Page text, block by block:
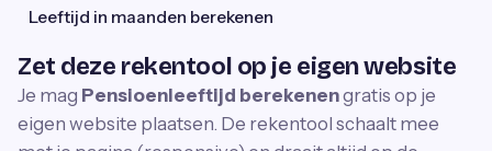
Leeftijd in maanden berekenen
Zet deze rekentool op je eigen website
Je mag Pensioenleeftijd berekenengratis op je
eigen website plaatsen. De rekentool schaalt mee